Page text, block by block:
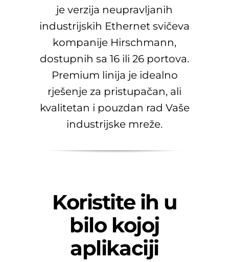
je verzija neupravljanih
industrijskih Ethernet svičeva
kompanije Hirschmann,
dostupnih sa 16 ili 26 portova.
Premium linija je idealno
rješenje za pristupačan, ali
kvalitetan i pouzdan rad Vaše
industrijske mreže.
Koristite ih u
bilo kojoj
aplikaciji